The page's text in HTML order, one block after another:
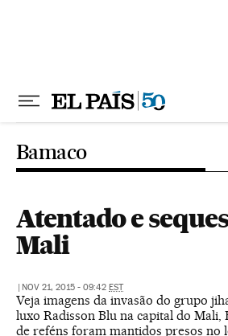
Bamaco
Atentado e
Mali
| NOV 21, 2015 - 09:42 EST
Veja imagens da invasão do grupo
luxo Radisson Blu na capital do Mali,
de reféns foram mantidos presos no